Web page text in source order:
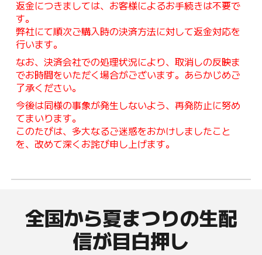
返金につきましては、お客様によるお手続きは不要で
す。
弊社にて順次ご購入時の決済方法に対して返金対応を
行います。
なお、決済会社での処理状況により、取消しの反映ま
でお時間をいただく場合がございます。あらかじめご
了承ください。
今後は同様の事象が発生しないよう、再発防止に努め
てまいります。
このたびは、多大なるご迷惑をおかけしましたこと
を、改めて深くお詫び申し上げます。
全国から夏まつりの生配
信が目白押し